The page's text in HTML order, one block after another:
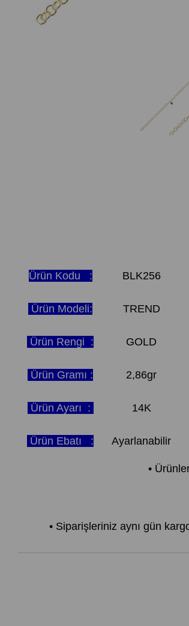
Ürün Kodu : BLK256
Ürün Modeli: TREND
Ürün Rengi : GOLD
Ürün Gramı : 2,86gr
Ürün Ayarı : 14K
Ürün Ebatı : Ayarlanabilir
•
• Siparişleriniz aynı gün